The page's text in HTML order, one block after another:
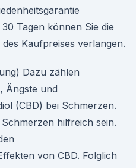
Tagen können Sie die
Kaufpreises verlangen.
Dazu zählen
Ängste und
(CBD) bei Schmerzen.
hilfreich sein.
von CBD. Folglich